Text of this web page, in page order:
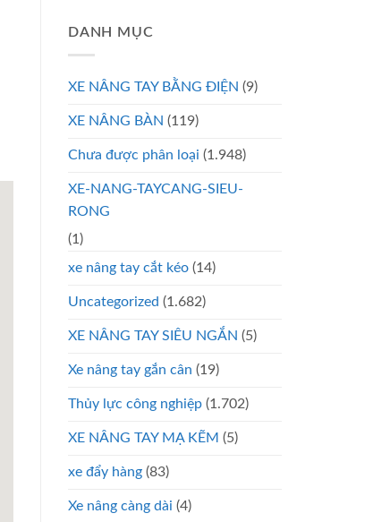
DANH MỤC
XE NÂNG TAY BẰNG ĐIỆN (9)
XE NÂNG BÀN (119)
Chưa được phân loại (1.948)
XE-NANG-TAYCANG-SIEU-
RONG
(1)
xe nâng tay cắt kéo (14)
Uncategorized (1.682)
XE NÂNG TAY SIÊU NGẮN (5)
Xe nâng tay gắn cân (19)
Thủy lực công nghiệp (1.702)
XE NÂNG TAY MẠ KẼM (5)
xe đẩy hàng (83)
Xe nâng càng dài (4)